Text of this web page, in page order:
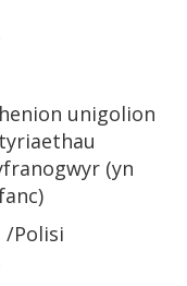
unigolion
(yn
/Polisi